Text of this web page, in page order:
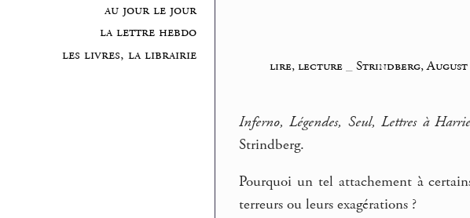
au jour le jour
la lettre hebdo
les livres, la librairie
lire, lecture _Strindberg, August
Inferno, Légendes, Seul, Lettres à
Strindberg.
Pourquoi un tel attachement à
terreurs ou leurs exagérations ?